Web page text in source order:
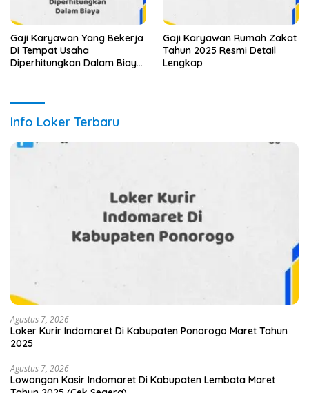
Gaji Karyawan Yang Bekerja
Di Tempat Usaha
Diperhitungkan Dalam Biaya
Gaji Karyawan Rumah Zakat
Tahun 2025 Resmi Detail
Lengkap
Info Loker Terbaru
Agustus 7, 2026
Loker Kurir Indomaret Di Kabupaten Ponorogo Maret Tahun
2025
Agustus 7, 2026
Lowongan Kasir Indomaret Di Kabupaten Lembata Maret